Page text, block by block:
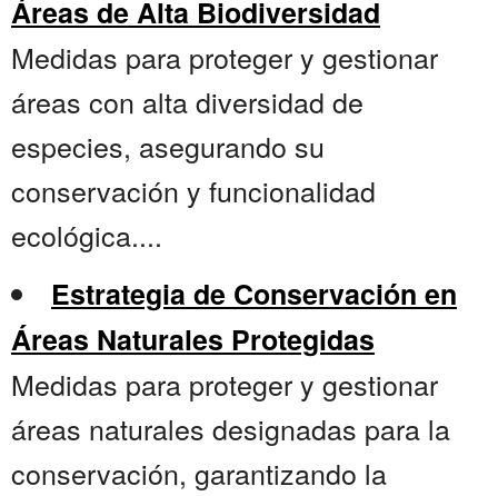
Áreas de Alta Biodiversidad
Medidas para proteger y gestionar
áreas con alta diversidad de
especies, asegurando su
conservación y funcionalidad
ecológica....
Estrategia de Conservación en
Áreas Naturales Protegidas
Medidas para proteger y gestionar
áreas naturales designadas para la
conservación, garantizando la